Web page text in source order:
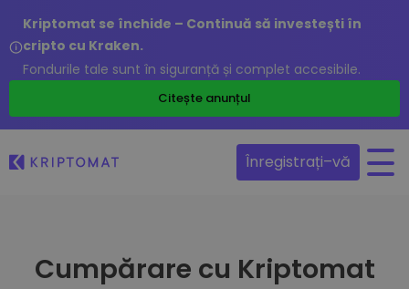
Kriptomat se închide – Continuă să investești în
cripto cu Kraken.
Fondurile tale sunt în siguranță și complet accesibile.
Citește anunțul
Înregistrați–vă
Cumpărare cu Kriptomat